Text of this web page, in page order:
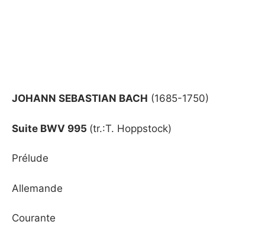
JOHANN SEBASTIAN BACH (1685-1750)
Suite BWV 995 (tr.:T. Hoppstock)
Prélude
Allemande
Courante